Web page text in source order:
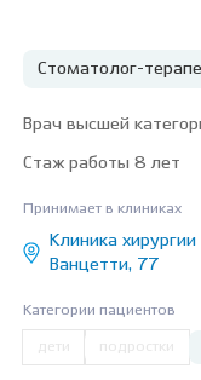
Стоматолог-
Врач высшей
Стаж работы 8 лет
Принимает в клиниках
Клиника
Ванцетти, 77
Категории пациентов
дети подростки